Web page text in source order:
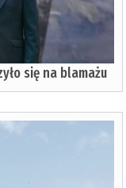
się na blamażu